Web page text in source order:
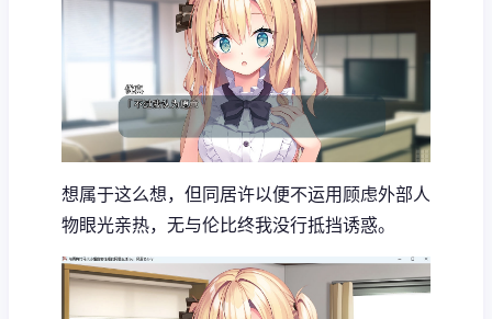
想属于这么想，但同居许以便不运用顾虑外部人
物眼光亲热，无与伦比终我没行抵挡诱惑。